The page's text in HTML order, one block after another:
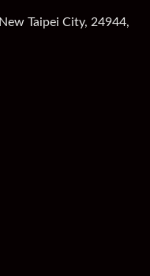
Taipei City, 24944,